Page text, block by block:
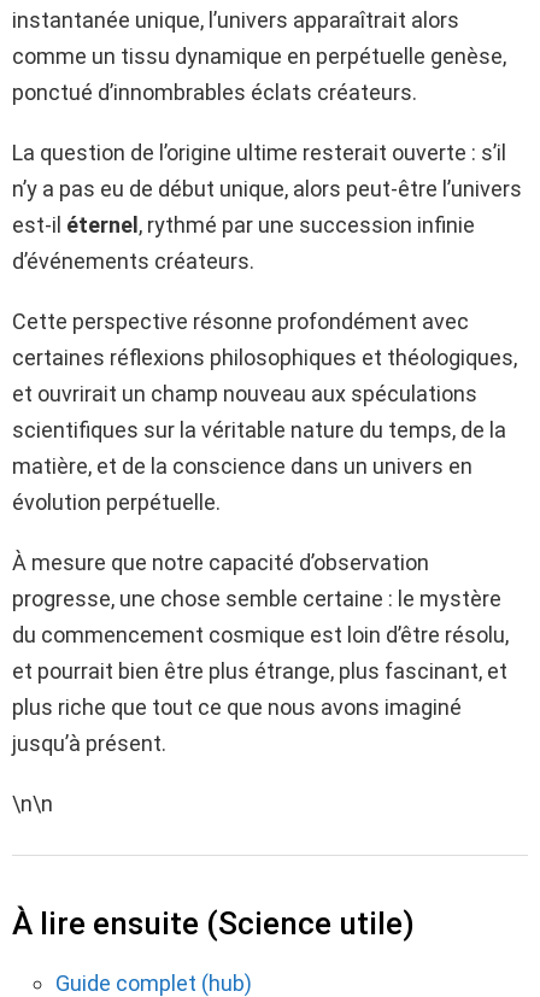
instantanée unique, l’univers apparaîtrait alors
comme un tissu dynamique en perpétuelle genèse,
ponctué d’innombrables éclats créateurs.
La question de l’origine ultime resterait ouverte : s’il
n’y a pas eu de début unique, alors peut-être l’univers
est-il éternel, rythmé par une succession infinie
d’événements créateurs.
Cette perspective résonne profondément avec
certaines réflexions philosophiques et théologiques,
et ouvrirait un champ nouveau aux spéculations
scientifiques sur la véritable nature du temps, de la
matière, et de la conscience dans un univers en
évolution perpétuelle.
À mesure que notre capacité d’observation
progresse, une chose semble certaine : le mystère
du commencement cosmique est loin d’être résolu,
et pourrait bien être plus étrange, plus fascinant, et
plus riche que tout ce que nous avons imaginé
jusqu’à présent.
\n\n
À lire ensuite (Science utile)
Guide complet (hub)